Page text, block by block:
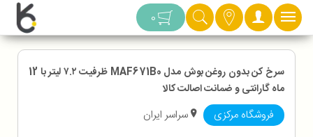
دسته بندی 0
سرخ کن بدون روغن بوش مدل MAF671B0 ظرفیت ۷.۲ لیتر با 12
ماه گارانتی و ضمانت اصالت کالا
فروشگاه مرکزی سراسر ایران